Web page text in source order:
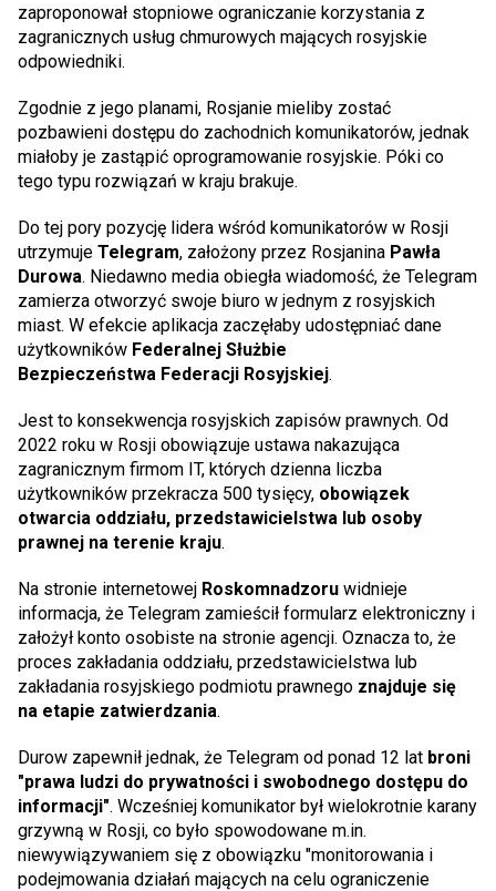
zaproponował stopniowe ograniczanie korzystania z
zagranicznych usług chmurowych mających rosyjskie
odpowiedniki.
Zgodnie z jego planami, Rosjanie mieliby zostać
pozbawieni dostępu do zachodnich komunikatorów, jednak
miałoby je zastąpić oprogramowanie rosyjskie. Póki co
tego typu rozwiązań w kraju brakuje.
Do tej pory pozycję lidera wśród komunikatorów w Rosji
utrzymuje Telegram, założony przez Rosjanina Pawła
Durowa. Niedawno media obiegła wiadomość, że Telegram
zamierza otworzyć swoje biuro w jednym z rosyjskich
miast. W efekcie aplikacja zaczęłaby udostępniać dane
użytkowników Federalnej Służbie
Bezpieczeństwa Federacji Rosyjskiej.
Jest to konsekwencja rosyjskich zapisów prawnych. Od
2022 roku w Rosji obowiązuje ustawa nakazująca
zagranicznym firmom IT, których dzienna liczba
użytkowników przekracza 500 tysięcy, obowiązek
otwarcia oddziału, przedstawicielstwa lub osoby
prawnej na terenie kraju.
Na stronie internetowej Roskomnadzoru widnieje
informacja, że Telegram zamieścił formularz elektroniczny i
założył konto osobiste na stronie agencji. Oznacza to, że
proces zakładania oddziału, przedstawicielstwa lub
zakładania rosyjskiego podmiotu prawnego znajduje się
na etapie zatwierdzania.
Durow zapewnił jednak, że Telegram od ponad 12 lat broni
"prawa ludzi do prywatności i swobodnego dostępu do
informacji". Wcześniej komunikator był wielokrotnie karany
grzywną w Rosji, co było spowodowane m.in.
niewywiązywaniem się z obowiązku "monitorowania i
podejmowania działań mających na celu ograniczenie